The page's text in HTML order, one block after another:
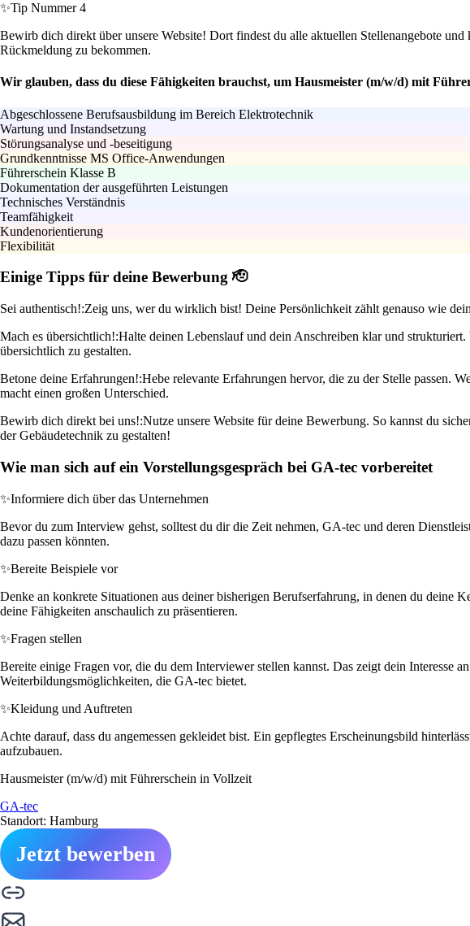
✨Tip Nummer 4
Bewirb dich direkt über unsere Website! Dort findest du alle aktuellen Stellenangebote
Rückmeldung zu bekommen.
Wir glauben, dass du diese Fähigkeiten brauchst, um Hausmeister (m/w/d) mit
Abgeschlossene Berufsausbildung im Bereich Elektrotechnik
Wartung und Instandsetzung
Störungsanalyse und -beseitigung
Grundkenntnisse MS Office-Anwendungen
Führerschein Klasse B
Dokumentation der ausgeführten Leistungen
Technisches Verständnis
Teamfähigkeit
Kundenorientierung
Flexibilität
Einige Tipps für deine Bewerbung 🫡
Sei authentisch!:Zeig uns, wer du wirklich bist! Deine Persönlichkeit zählt genauso wie
Mach es übersichtlich!:Halte deinen Lebenslauf und dein Anschreiben klar und
übersichtlich zu gestalten.
Betone deine Erfahrungen!:Hebe relevante Erfahrungen hervor, die zu der Stelle passen.
macht einen großen Unterschied.
Bewirb dich direkt bei uns!:Nutze unsere Website für deine Bewerbung. So kannst du
der Gebäudetechnik zu gestalten!
Wie man sich auf ein Vorstellungsgespräch bei GA-tec vorbereitet
✨Informiere dich über das Unternehmen
Bevor du zum Interview gehst, solltest du dir die Zeit nehmen, GA-tec und deren
dazu passen könnten.
✨Bereite Beispiele vor
Denke an konkrete Situationen aus deiner bisherigen Berufserfahrung, in denen du deine
deine Fähigkeiten anschaulich zu präsentieren.
✨Fragen stellen
Bereite einige Fragen vor, die du dem Interviewer stellen kannst. Das zeigt dein Interesse
Weiterbildungsmöglichkeiten, die GA-tec bietet.
✨Kleidung und Auftreten
Achte darauf, dass du angemessen gekleidet bist. Ein gepflegtes Erscheinungsbild
aufzubauen.
Hausmeister (m/w/d) mit Führerschein in Vollzeit
GA-tec
Standort: Hamburg
Jetzt bewerben